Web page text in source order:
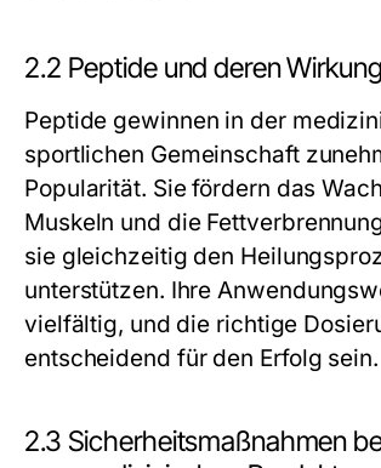
2.2 Peptide und deren Wirkung
Peptide gewinnen in der
sportlichen Gemeinschaft
Popularität. Sie fördern das
Muskeln und die
sie gleichzeitig den
unterstützen. Ihre
vielfältig, und die richtige
entscheidend für den Erfolg sein.
2.3 Sicherheitsmaßnahmen